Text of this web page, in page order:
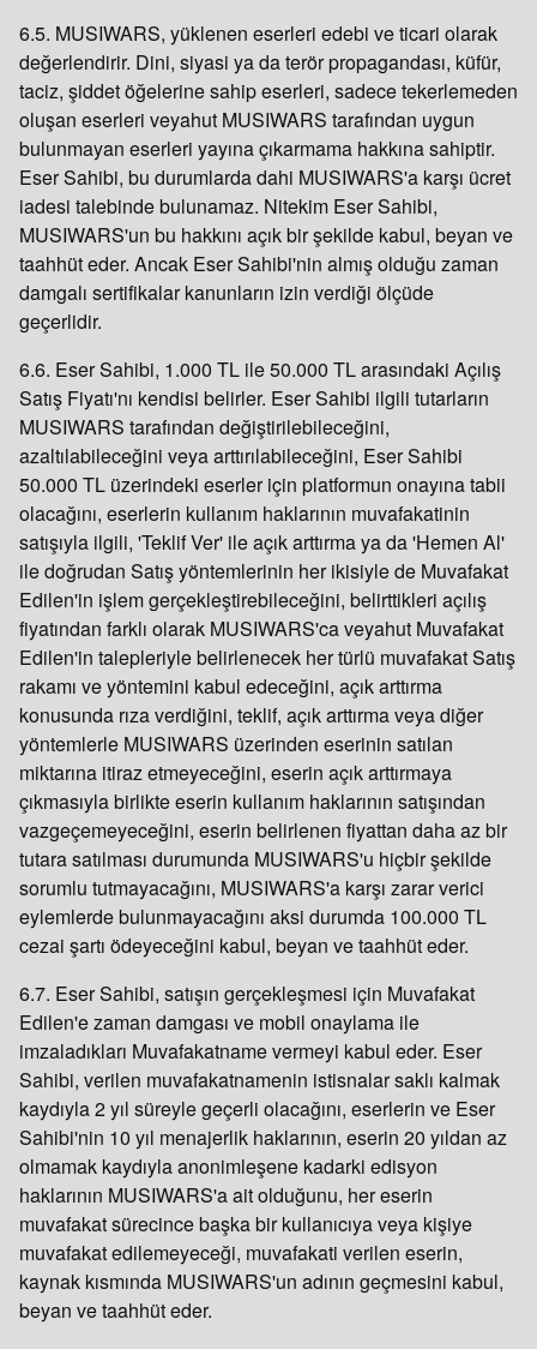
6.5. MUSIWARS, yüklenen eserleri edebi ve ticari olarak
değerlendirir. Dini, siyasi ya da terör propagandası, küfür,
taciz, şiddet öğelerine sahip eserleri, sadece tekerlemeden
oluşan eserleri veyahut MUSIWARS tarafından uygun
bulunmayan eserleri yayına çıkarmama hakkına sahiptir.
Eser Sahibi, bu durumlarda dahi MUSIWARS'a karşı ücret
iadesi talebinde bulunamaz. Nitekim Eser Sahibi,
MUSIWARS'un bu hakkını açık bir şekilde kabul, beyan ve
taahhüt eder. Ancak Eser Sahibi'nin almış olduğu zaman
damgalı sertifikalar kanunların izin verdiği ölçüde
geçerlidir.
6.6. Eser Sahibi, 1.000 TL ile 50.000 TL arasındaki Açılış
Satış Fiyatı'nı kendisi belirler. Eser Sahibi ilgili tutarların
MUSIWARS tarafından değiştirilebileceğini,
azaltılabileceğini veya arttırılabileceğini, Eser Sahibi
50.000 TL üzerindeki eserler için platformun onayına tabii
olacağını, eserlerin kullanım haklarının muvafakatinin
satışıyla ilgili, 'Teklif Ver' ile açık arttırma ya da 'Hemen Al'
ile doğrudan Satış yöntemlerinin her ikisiyle de Muvafakat
Edilen'in işlem gerçekleştirebileceğini, belirttikleri açılış
fiyatından farklı olarak MUSIWARS'ca veyahut Muvafakat
Edilen'in talepleriyle belirlenecek her türlü muvafakat Satış
rakamı ve yöntemini kabul edeceğini, açık arttırma
konusunda rıza verdiğini, teklif, açık arttırma veya diğer
yöntemlerle MUSIWARS üzerinden eserinin satılan
miktarına itiraz etmeyeceğini, eserin açık arttırmaya
çıkmasıyla birlikte eserin kullanım haklarının satışından
vazgeçemeyeceğini, eserin belirlenen fiyattan daha az bir
tutara satılması durumunda MUSIWARS'u hiçbir şekilde
sorumlu tutmayacağını, MUSIWARS'a karşı zarar verici
eylemlerde bulunmayacağını aksi durumda 100.000 TL
cezai şartı ödeyeceğini kabul, beyan ve taahhüt eder.
6.7. Eser Sahibi, satışın gerçekleşmesi için Muvafakat
Edilen'e zaman damgası ve mobil onaylama ile
imzaladıkları Muvafakatname vermeyi kabul eder. Eser
Sahibi, verilen muvafakatnamenin istisnalar saklı kalmak
kaydıyla 2 yıl süreyle geçerli olacağını, eserlerin ve Eser
Sahibi'nin 10 yıl menajerlik haklarının, eserin 20 yıldan az
olmamak kaydıyla anonimleşene kadarki edisyon
haklarının MUSIWARS'a ait olduğunu, her eserin
muvafakat sürecince başka bir kullanıcıya veya kişiye
muvafakat edilemeyeceği, muvafakati verilen eserin,
kaynak kısmında MUSIWARS'un adının geçmesini kabul,
beyan ve taahhüt eder.